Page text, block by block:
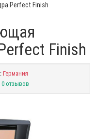
Perfect Finish
Finish
Германия
0 отзывов